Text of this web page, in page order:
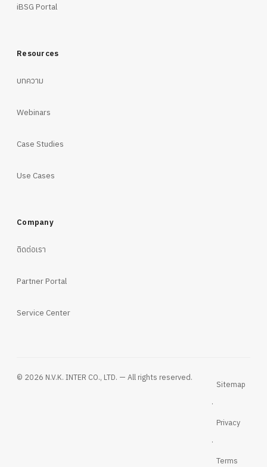
iBSG Portal
Resources
บทความ
Webinars
Case Studies
Use Cases
Company
ติดต่อเรา
Partner Portal
Service Center
© 2026 N.V.K. INTER CO., LTD. — All rights reserved.
Sitemap
·
Privacy
·
Terms